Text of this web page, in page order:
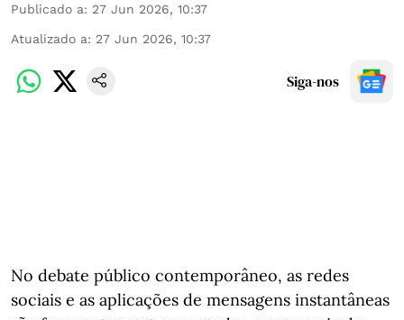
Publicado a: 27 Jun 2026, 10:37
Atualizado a: 27 Jun 2026, 10:37
Siga-nos
No debate público contemporâneo, as redes
sociais e as aplicações de mensagens instantâneas